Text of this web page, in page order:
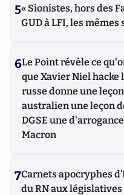
5« Sionistes, hors des
GUD à LFI, les
6Le Point révèle ce
que Xavier Niel hacke
russe donne une
australien une leçon
DGSE une
Macron
7Carnets apocryphes
du RN aux